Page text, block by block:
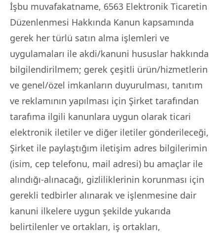
İşbu muvafakatname, 6563 Elektronik Ticaretin
Düzenlenmesi Hakkında Kanun kapsamında
gerek her türlü satın alma işlemleri ve
uygulamaları ile akdi/kanuni hususlar hakkında
bilgilendirilmem; gerek çeşitli ürün/hizmetlerin
ve genel/özel imkanların duyurulması, tanıtım
ve reklamının yapılması için Şirket tarafından
tarafıma ilgili kanunlara uygun olarak ticari
elektronik iletiler ve diğer iletiler gönderileceği,
Şirket ile paylaştığım iletişim adres bilgilerimin
(isim, cep telefonu, mail adresi) bu amaçlar ile
alındığı-alınacağı, gizliliklerinin korunması için
gerekli tedbirler alınarak ve işlenmesine dair
kanuni ilkelere uygun şekilde yukarıda
belirtilenler ve ortakları, iş ortakları,